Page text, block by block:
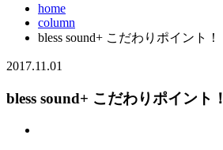
home
column
bless sound+ こだわりポイント！
2017.11.01
bless sound+ こだわりポイント！